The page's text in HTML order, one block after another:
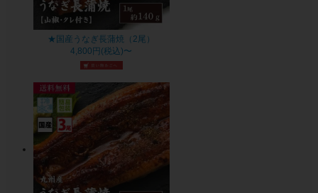
★国産うなぎ長蒲焼（2尾）
4,800円(税込)〜